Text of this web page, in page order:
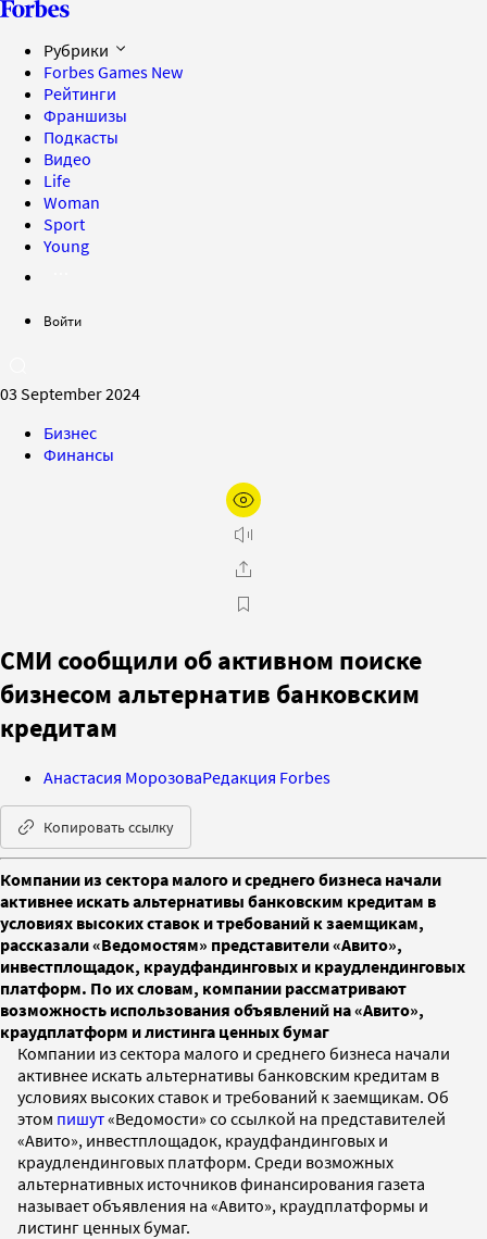
Рубрики
Forbes Games New
Рейтинги
Франшизы
Подкасты
Видео
Life
Woman
Sport
Young
Войти
03 September 2024
Бизнес
Финансы
СМИ сообщили об активном поиске
бизнесом альтернатив банковским
кредитам
Анастасия МорозоваРедакция Forbes
Копировать ссылку
Компании из сектора малого и среднего бизнеса начали
активнее искать альтернативы банковским кредитам в
условиях высоких ставок и требований к заемщикам,
рассказали «Ведомостям» представители «Авито»,
инвестплощадок, краудфандинговых и краудлендинговых
платформ. По их словам, компании рассматривают
возможность использования объявлений на «Авито»,
краудплатформ и листинга ценных бумаг
Компании из сектора малого и среднего бизнеса начали
активнее искать альтернативы банковским кредитам в
условиях высоких ставок и требований к заемщикам. Об
этом пишут«Ведомости» со ссылкой на представителей
«Авито», инвестплощадок, краудфандинговых и
краудлендинговых платформ. Среди возможных
альтернативных источников финансирования газета
называет объявления на «Авито», краудплатформы и
листинг ценных бумаг.